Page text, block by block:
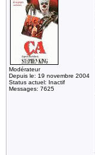
Modérateur
Depuis le: 19 novembre 2004
Status actuel: Inactif
Messages: 7625